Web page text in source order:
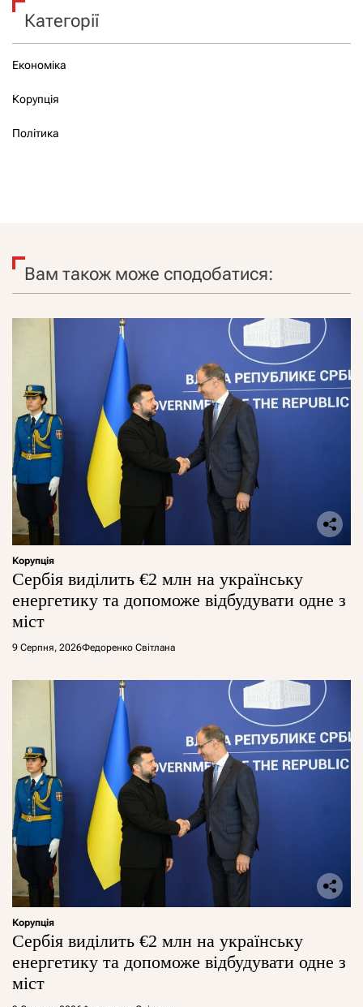
Категорії
Економіка
Корупція
Політика
Вам також може сподобатися:
Корупція
Сербія виділить €2 млн на українську
енергетику та допоможе відбудувати одне з
міст
9 Серпня, 2026Федоренко Світлана
Корупція
Сербія виділить €2 млн на українську
енергетику та допоможе відбудувати одне з
міст